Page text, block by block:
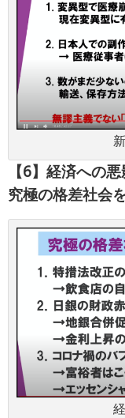
【6】経済への
究極の格差社会